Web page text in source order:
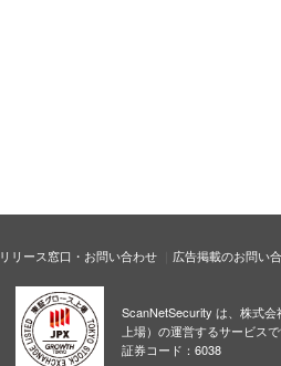
リリース窓口・お問い合わせ 広告掲載のお問い
ScanNetSecurity は、株式
上場）の運営するサービスで
証券コード：6038